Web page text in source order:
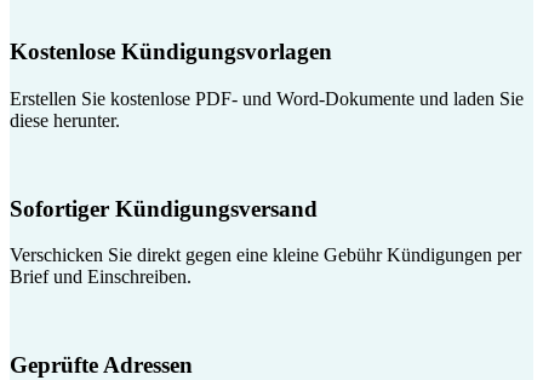
Kostenlose Kündigungsvorlagen
Erstellen Sie kostenlose PDF- und Word-Dokumente und laden Sie
diese herunter.
Sofortiger Kündigungsversand
Verschicken Sie direkt gegen eine kleine Gebühr Kündigungen per
Brief und Einschreiben.
Geprüfte Adressen